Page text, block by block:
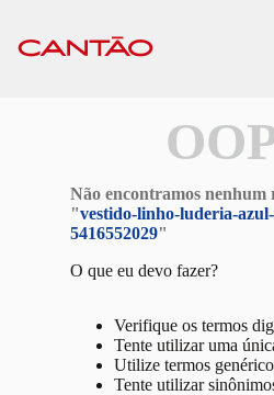
Não encontramos nenhum
"vestido-linho-luderia-
5416552029"
O que eu devo fazer?
Verifique os termos
Tente utilizar uma
Utilize termos
Tente utilizar